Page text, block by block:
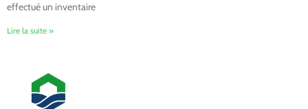
effectué un inventaire
Lire la suite »